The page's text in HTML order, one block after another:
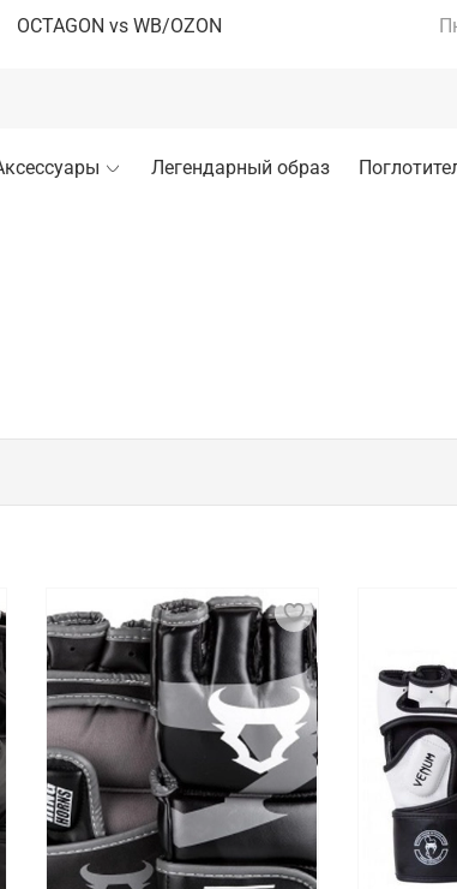
OCTAGON vs WB/OZON
Легендарный образ
перчаток тем, что имеют открытые
такие как броски, удушающие приемы и
что позволяет бойцам быть более
этой популярной дисциплины,
тхэквондо, грепплинга и других видов
брендов с доставкой по Старому